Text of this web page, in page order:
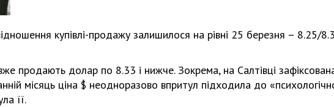
купівлі-продажу залишилося на рівні 25 березня – 8.25/
продають долар по 8.33 і нижче. Зокрема, на Салтівці
місяць ціна $ неодноразово впритул підходила до
її.